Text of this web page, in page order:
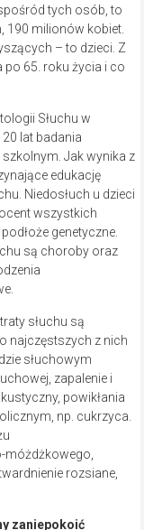
tych osób, to
190 milionów kobiet.
– to dzieci. Z
65. roku życia i co
Słuchu w
lat badania
Jak wynika z
edukację
Niedosłuch u dzieci
wszystkich
genetyczne.
są choroby oraz
słuchu są
najczęstszych z nich
słuchowym
zapalenie i
powikłania
np. cukrzyca.
rozsiane,
zaniepokoić